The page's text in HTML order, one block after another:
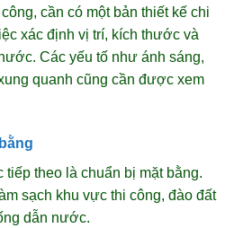
cần có một bản thiết kế chi
xác định vị trí, kích thước và
Các yếu tố như ánh sáng,
quanh cũng cần được xem
theo là chuẩn bị mặt bằng.
sạch khu vực thi công, đào đất
dẫn nước.